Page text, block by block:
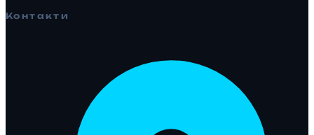
Контакти